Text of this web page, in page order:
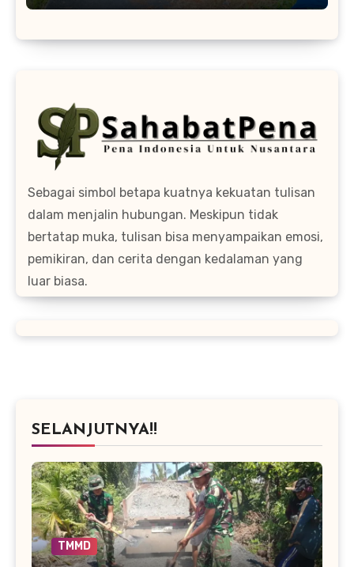
Sebagai simbol betapa kuatnya kekuatan tulisan
dalam menjalin hubungan. Meskipun tidak
bertatap muka, tulisan bisa menyampaikan emosi,
pemikiran, dan cerita dengan kedalaman yang
luar biasa.
SELANJUTNYA!!
TMMD